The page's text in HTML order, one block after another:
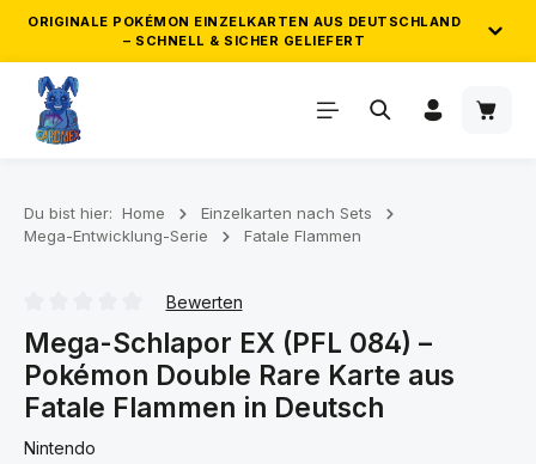
ORIGINALE POKÉMON EINZELKARTEN AUS DEUTSCHLAND
– SCHNELL & SICHER GELIEFERT
ZUVERLÄSSIGER VERSAND & GEPRÜFTE
QUALITÄT
Einzelkarten direkt aus Deutschland. Deine Bestellung wird
sorgfältig geprüft, sicher verpackt und zuverlässig
schnell und in einwandfreiem Zustand bei dir an.
GRATIS POKÉMON KARTEN AB 25€ &
50€
Sammle automatisch Gratis-Karten zu deiner Bestellung ab
Zum Hauptinhalt springen
Du bist hier: Home
Einzelkarten nach Sets
Mega-Entwicklung-Serie
Fatale Flammen
Durchschnittliche Bewertung von 0 von 5 Sternen
Bewerten
Mega-Schlapor EX (PFL 084) –
Pokémon Double Rare Karte aus
Fatale Flammen in Deutsch
Nintendo